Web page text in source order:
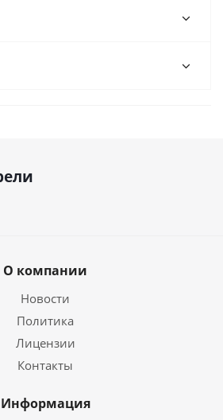
О компании
Новости
Политика
Лицензии
Контакты
Информация